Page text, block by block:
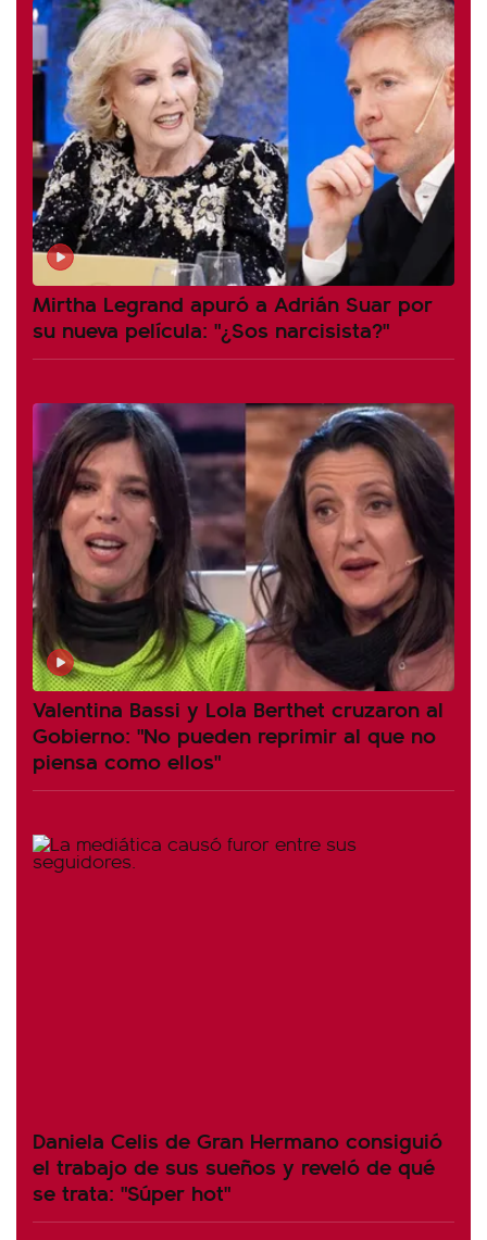
Mirtha Legrand apuró a Adrián Suar por
su nueva película: "¿Sos narcisista?"
Valentina Bassi y Lola Berthet cruzaron al
Gobierno: "No pueden reprimir al que no
piensa como ellos"
Daniela Celis de Gran Hermano consiguió
el trabajo de sus sueños y reveló de qué
se trata: "Súper hot"